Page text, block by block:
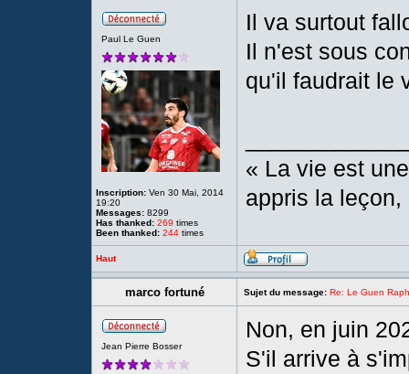
Paul Le Guen
Inscription: Ven 30 Mai, 2014
19:20
Messages: 8299
Has thanked: 269 times
Been thanked: 244 times
Il va surtout
Il n'est sous
qu'il faudrait le
« La vie est
appris la
Haut
marco fortuné Sujet du message: Re: Le Guen
Jean Pierre Bosser
Non, en juin
S'il arrive à